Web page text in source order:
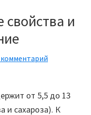
и
от 5,5 до 13
и сахароза). К